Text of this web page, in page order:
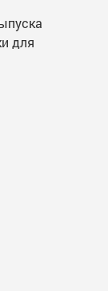
для